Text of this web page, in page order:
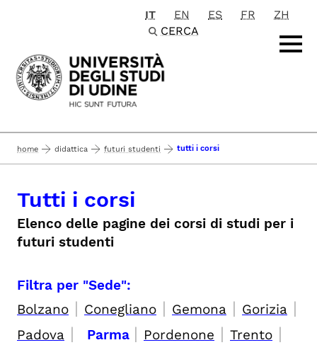
Passa al contenuto principale
IT EN ES FR
ZH
CERCA
home didattica futuri studenti tutti i corsi
Tutti i corsi
Elenco delle pagine dei corsi di studi per i
futuri studenti
Filtra per "Sede":
Bolzano | Conegliano | Gemona | Gorizia |
Padova | Parma | Pordenone | Trento |